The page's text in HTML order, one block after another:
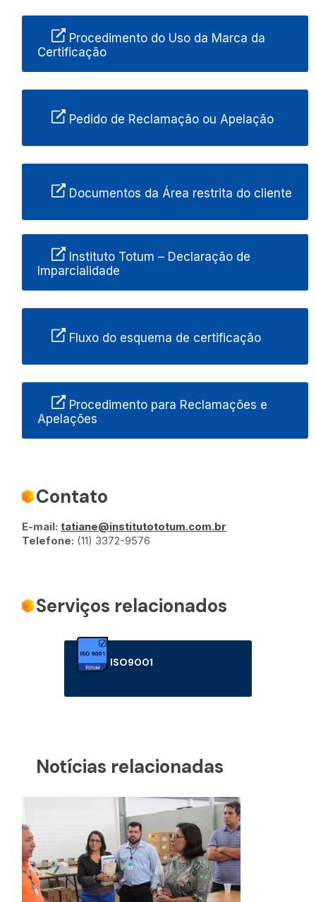
Procedimento do Uso da Marca da
Certificação
Pedido de Reclamação ou Apelação
Documentos da Área restrita do cliente
Instituto Totum – Declaração de
Imparcialidade
Fluxo do esquema de certificação
Procedimento para Reclamações e
Apelações
Contato
E-mail:tatiane@institutototum.com.br
Telefone: (11) 3372-9576
Serviços relacionados
ISO9001
Notícias relacionadas